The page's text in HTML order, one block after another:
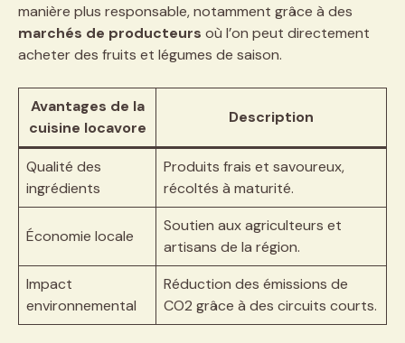
manière plus responsable, notamment grâce à des
marchés de producteurs où l’on peut directement
acheter des fruits et légumes de saison.
Avantages de la
cuisine locavore
Description
Qualité des
ingrédients
Produits frais et savoureux,
récoltés à maturité.
Économie locale
Soutien aux agriculteurs et
artisans de la région.
Impact
environnemental
Réduction des émissions de
CO2 grâce à des circuits courts.